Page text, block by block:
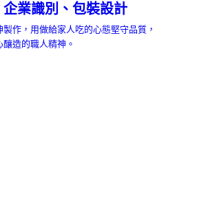
業識別、包裝設計
作，用做給家人吃的心態堅守品質，
造的職人精神。